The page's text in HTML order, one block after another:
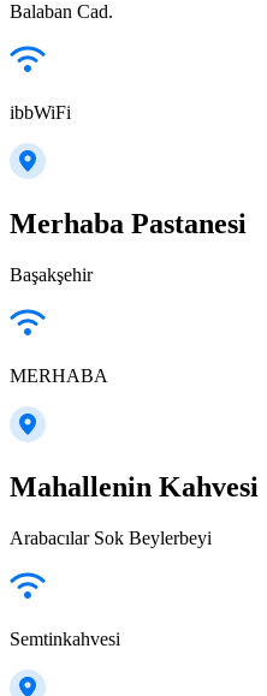
Balaban Cad.
ibbWiFi
Merhaba Pastanesi
Başakşehir
MERHABA
Mahallenin Kahvesi
Arabacılar Sok Beylerbeyi
Semtinkahvesi